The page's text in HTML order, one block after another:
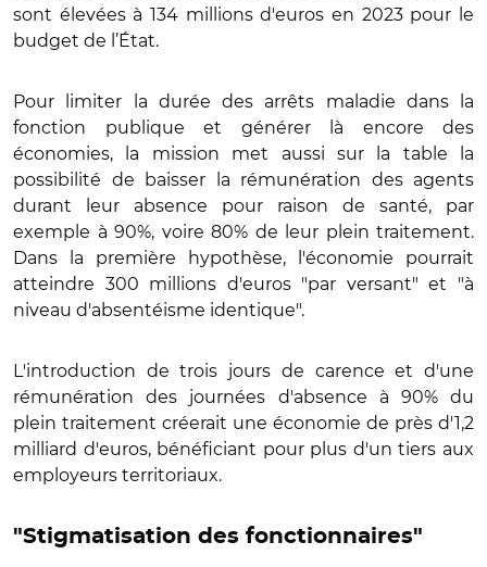
sont élevées à 134 millions d'euros en 2023 pour le
budget de l’État.
Pour limiter la durée des arrêts maladie dans la
fonction publique et générer là encore des
économies, la mission met aussi sur la table la
possibilité de baisser la rémunération des agents
durant leur absence pour raison de santé, par
exemple à 90%, voire 80% de leur plein traitement.
Dans la première hypothèse, l'économie pourrait
atteindre 300 millions d'euros "par versant" et "à
niveau d'absentéisme identique".
L'introduction de trois jours de carence et d'une
rémunération des journées d'absence à 90% du
plein traitement créerait une économie de près d'1,2
milliard d'euros, bénéficiant pour plus d'un tiers aux
employeurs territoriaux.
"Stigmatisation des fonctionnaires"